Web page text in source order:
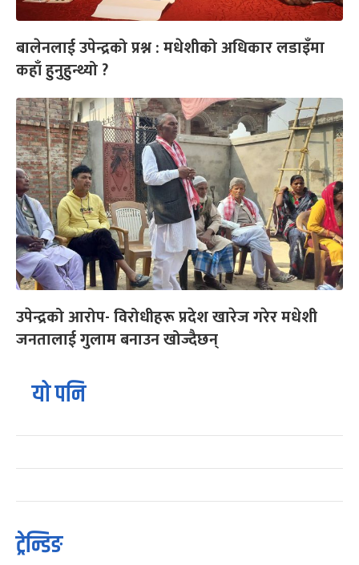
बालेनलाई उपेन्द्रको प्रश्न : मधेशीको अधिकार लडाइँमा
कहाँ हुनुहुन्थ्यो ?
उपेन्द्रको आरोप- विरोधीहरू प्रदेश खारेज गरेर मधेशी
जनतालाई गुलाम बनाउन खोज्दैछन्
यो पनि
ट्रेन्डिङ